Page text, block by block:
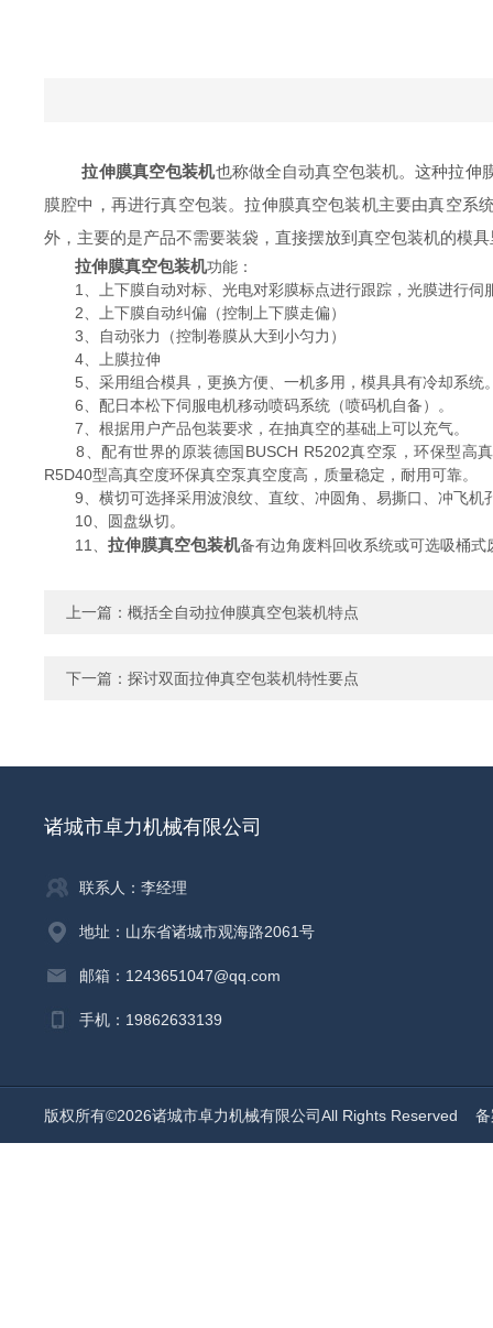
拉伸膜真空包装机也称做全自动真空包装机。这种拉伸
膜腔中，再进行真空包装。拉伸膜真空包装机主要由真空系
外，主要的是产品不需要装袋，直接摆放到真空包装机的模
拉伸膜真空包装机功能：
1、上下膜自动对标、光电对彩膜标点进行跟踪，光膜进行伺
2、上下膜自动纠偏（控制上下膜走偏）
3、自动张力（控制卷膜从大到小匀力）
4、上膜拉伸
5、采用组合模具，更换方便、一机多用，模具具有冷却系统
6、配日本松下伺服电机移动喷码系统（喷码机自备）。
7、根据用户产品包装要求，在抽真空的基础上可以充气。
8、配有世界的原装德国BUSCH R5202真空泵，环保型高真
R5D40型高真空度环保真空泵真空度高，质量稳定，耐用可靠。
9、横切可选择采用波浪纹、直纹、冲圆角、易撕口、冲飞机
10、圆盘纵切。
11、 拉伸膜真空包装机备有边角废料回收系统或可选吸桶式
上一篇： 概括全自动拉伸膜真空包装机特点
下一篇： 探讨双面拉伸真空包装机特性要点
诸城市卓力机械有限公司
联系人：李经理
地址：山东省诸城市观海路2061号
邮箱：1243651047@qq.com
手机：19862633139
版权所有©2026诸城市卓力机械有限公司All Rights Reserved